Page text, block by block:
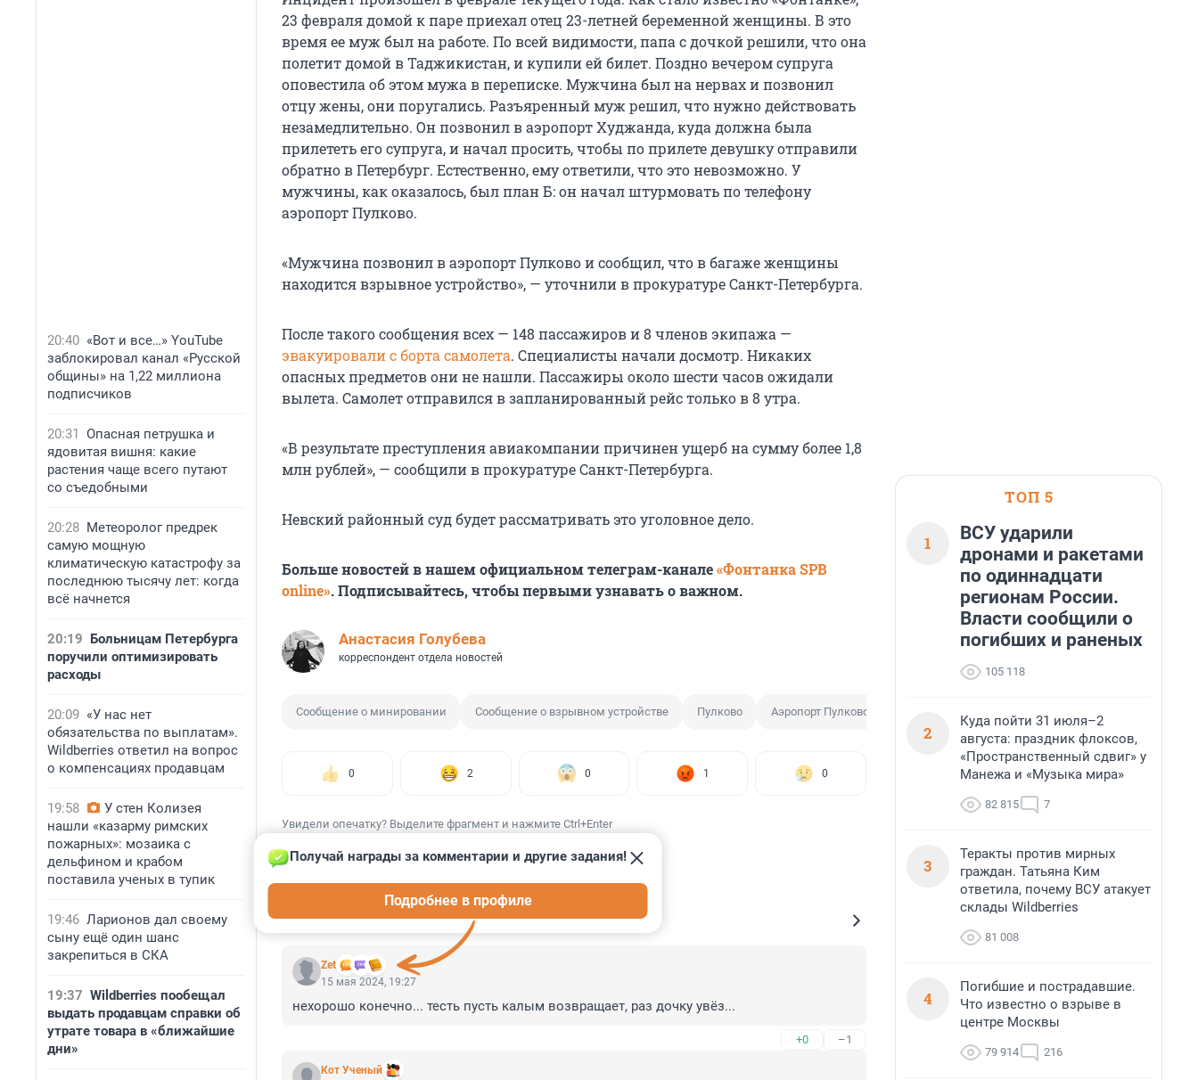
20:40 «Вот и все…» YouTube
заблокировал канал «Русской
общины» на 1,22 миллиона
подписчиков
20:31 Опасная петрушка и
ядовитая вишня: какие
растения чаще всего путают
со съедобными
20:28 Метеоролог предрек
самую мощную
климатическую катастрофу за
последнюю тысячу лет: когда
всё начнется
20:19 Больницам Петербурга
поручили оптимизировать
расходы
20:09 «У нас нет
обязательства по выплатам».
Wildberries ответил на вопрос
о компенсациях продавцам
19:58
У стен Колизея
нашли «казарму римских
пожарных»: мозаика с
дельфином и крабом
поставила ученых в тупик
19:46 Ларионов дал своему
сыну ещё один шанс
закрепиться в СКА
19:37 Wildberries пообещал
выдать продавцам справки об
утрате товара в «ближайшие
дни»
23 февраля домой к паре приехал отец 23-летней беременной женщины. В это
время ее муж был на работе. По всей видимости, папа с дочкой решили, что она
полетит домой в Таджикистан, и купили ей билет. Поздно вечером супруга
оповестила об этом мужа в переписке. Мужчина был на нервах и позвонил
отцу жены, они поругались. Разъяренный муж решил, что нужно действовать
незамедлительно. Он позвонил в аэропорт Худжанда, куда должна была
прилететь его супруга, и начал просить, чтобы по прилете девушку отправили
обратно в Петербург. Естественно, ему ответили, что это невозможно. У
мужчины, как оказалось, был план Б: он начал штурмовать по телефону
аэропорт Пулково.
«Мужчина позвонил в аэропорт Пулково и сообщил, что в багаже женщины
находится взрывное устройство», — уточнили в прокуратуре Санкт-Петербурга.
После такого сообщения всех — 148 пассажиров и 8 членов экипажа —
эвакуировали с борта самолета. Специалисты начали досмотр. Никаких
опасных предметов они не нашли. Пассажиры около шести часов ожидали
вылета. Самолет отправился в запланированный рейс только в 8 утра.
«В результате преступления авиакомпании причинен ущерб на сумму более 1,8
млн рублей», — сообщили в прокуратуре Санкт-Петербурга.
Невский районный суд будет рассматривать это уголовное дело.
Больше новостей в нашем официальном телеграм-канале«Фонтанка SPB
online». Подписывайтесь, чтобы первыми узнавать о важном.
Анастасия Голубева
корреспондент отдела новостей
Сообщение о минировании Сообщение о взрывном устройстве Пулково Аэропорт Пулково
0 2 0 1 0
Увидели опечатку? Выделите фрагмент и нажмите Ctrl+Enter
КОММЕНТАРИИ 3
Zet
Получай награды за комментарии и другие задания!
Подробнее в профиле
15 мая 2024, 19:27
нехорошо конечно... тесть пусть калым возвращает, раз дочку увёз...
+0 –1
Кот Ученый
ТОП 5
1
ВСУ ударили
дронами и ракетами
по одиннадцати
регионам России.
Власти сообщили о
погибших и раненых
105 118
2
Куда пойти 31 июля–2
августа: праздник флоксов,
«Пространственный сдвиг» у
Манежа и «Музыка мира»
82 815 7
3
Теракты против мирных
граждан. Татьяна Ким
ответила, почему ВСУ атакует
склады Wildberries
81 008
4
Погибшие и пострадавшие.
Что известно о взрыве в
центре Москвы
79 914 216